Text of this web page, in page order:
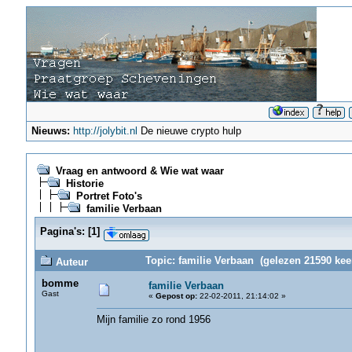
Nieuws: http://jolybit.nl De nieuwe crypto hulp
Vraag en antwoord & Wie wat waar
Historie
Portret Foto's
familie Verbaan
Pagina's: [1]
Auteur
Topic: familie Verbaan (gelezen 21590
bomme
Gast
familie Verbaan
« Gepost op:22-02-2011, 21:14:02 »
Mijn familie zo rond 1956